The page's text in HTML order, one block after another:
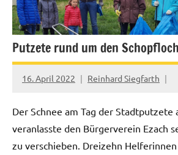
Putzete rund um den
16. April 2022 Reinhard Siegfarth
Der Schnee am Tag der Stadtputzete
veranlasste den Bürgerverein Ezach
zu verschieben. Dreizehn